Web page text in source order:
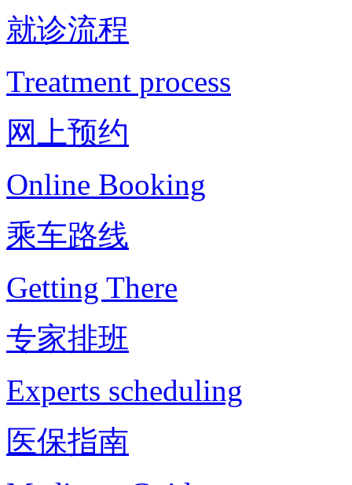
就诊流程
Treatment process
网上预约
Online Booking
乘车路线
Getting There
专家排班
Experts scheduling
医保指南